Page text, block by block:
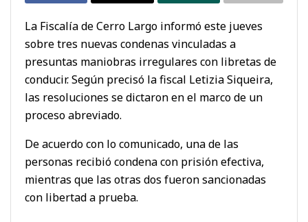
La Fiscalía de Cerro Largo informó este jueves
sobre tres nuevas condenas vinculadas a
presuntas maniobras irregulares con libretas de
conducir. Según precisó la fiscal Letizia Siqueira,
las resoluciones se dictaron en el marco de un
proceso abreviado.
De acuerdo con lo comunicado, una de las
personas recibió condena con prisión efectiva,
mientras que las otras dos fueron sancionadas
con libertad a prueba.